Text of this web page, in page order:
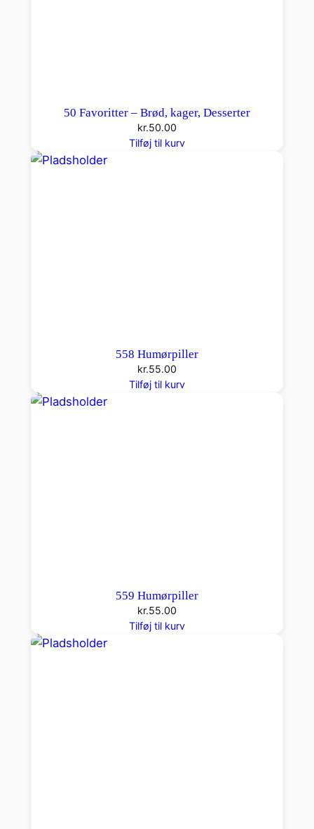
50 Favoritter – Brød, kager, Desserter
kr.50.00
Tilføj til kurv
558 Humørpiller
kr.55.00
Tilføj til kurv
559 Humørpiller
kr.55.00
Tilføj til kurv